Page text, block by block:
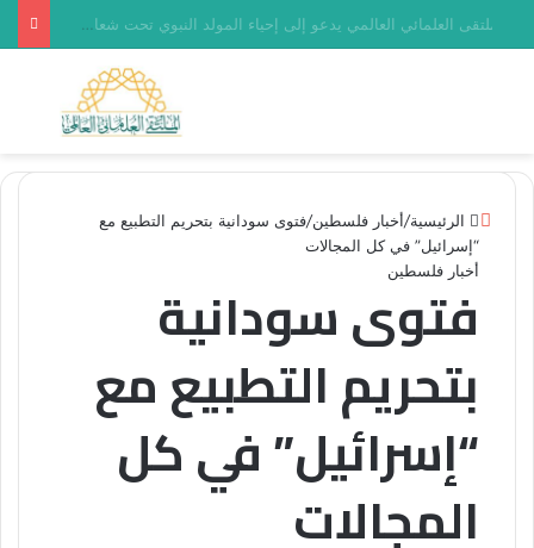
الرئيسية/أخبار فلسطين/فتوى سودانية بتحريم التطبيع مع
“إسرائيل” في كل المجالات
أخبار فلسطين
فتوى سودانية
بتحريم التطبيع مع
“إسرائيل” في كل
المجالات
إغلاق